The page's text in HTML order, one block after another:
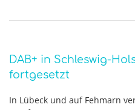
DAB+ in Schleswig-
fortgesetzt
In Lübeck und auf Fehmarn